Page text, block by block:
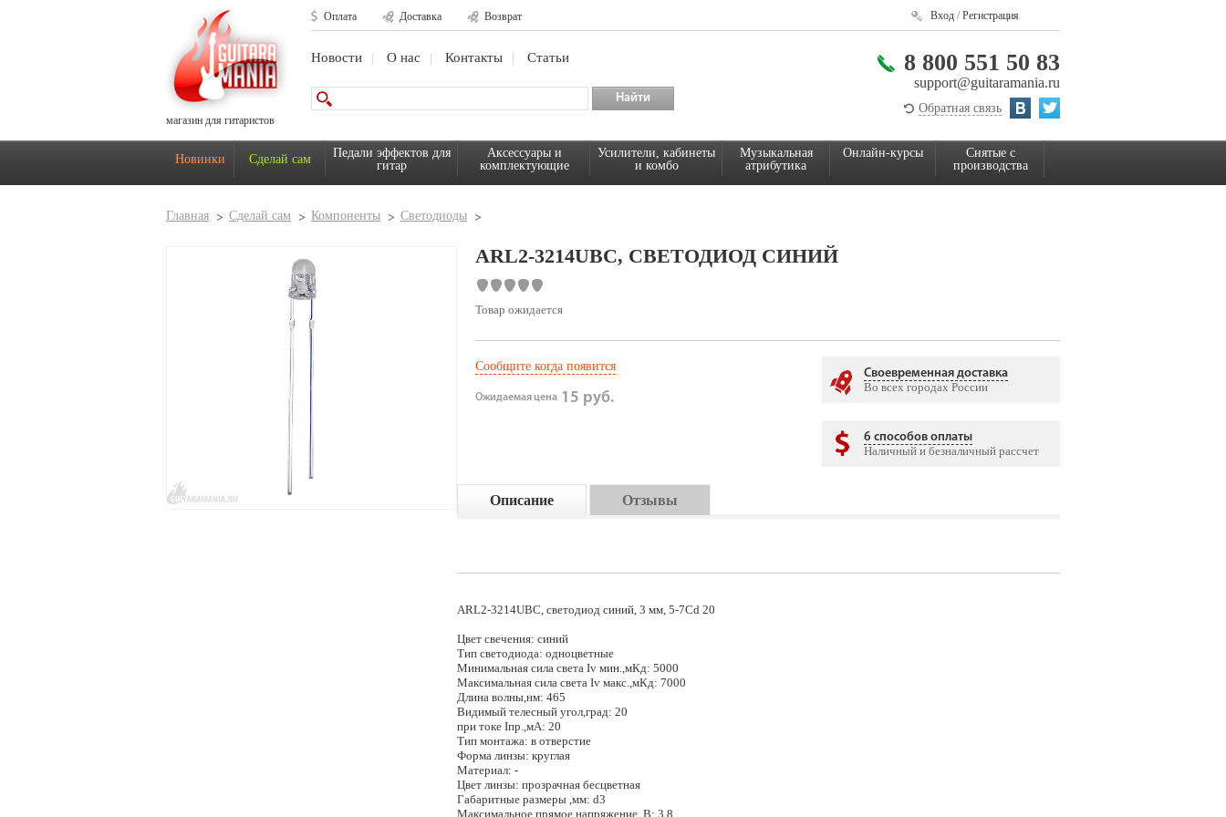
магазин для гитаристов
Оплата Доставка Возврат Вход /Регистрация
Новости О нас Контакты Статьи 8 800 551 50 83
support@guitaramania.ru
Обратная связь
Новинки Сделай сам
Педали эффектов для
гитар
Аксессуары и
комплектующие
Усилители, кабинеты
и комбо
Музыкальная
атрибутика
Онлайн-курсы
Снятые с
производства
Главная Сделай сам Компоненты Светодиоды
ARL2-3214UBС, СВЕТОДИОД СИНИЙ
Товар ожидается
Сообщите когда появится
Ожидаемая цена 15 руб.
Своевременная доставка
Во всех городах России
6 способов оплаты
Наличный и безналичный рассчет
Описание Отзывы
ARL2-3214UBС, светодиод синий, 3 мм, 5-7Cd 20
Цвет свечения: синий
Тип светодиода: одноцветные
Минимальная сила света Iv мин.,мКд: 5000
Максимальная сила света Iv макс.,мКд: 7000
Длина волны,нм: 465
Видимый телесный угол,град: 20
при токе Iпр.,мА: 20
Тип монтажа: в отверстие
Форма линзы: круглая
Материал: -
Цвет линзы: прозрачная бесцветная
Габаритные размеры ,мм: d3
Максимальное прямое напряжение ,В: 3.8